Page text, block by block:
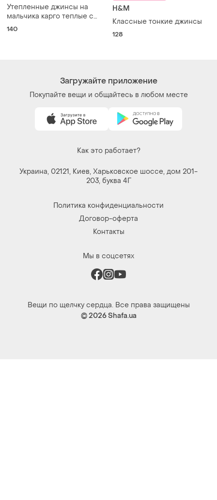
Утепленные джинсы на
мальчика карго теплые с
подкладкой
140
H&M
Классные тонкие джинсы
128
Загружайте приложение
Покупайте вещи и общайтесь в любом месте
Как это работает?
Украина, 02121, Киев, Харьковское шоссе, дом 201-
203, буква 4Г
Политика конфиденциальности
Договор-оферта
Контакты
Мы в соцсетях
Вещи по щелчку сердца. Все права защищены
© 2026Shafa.ua